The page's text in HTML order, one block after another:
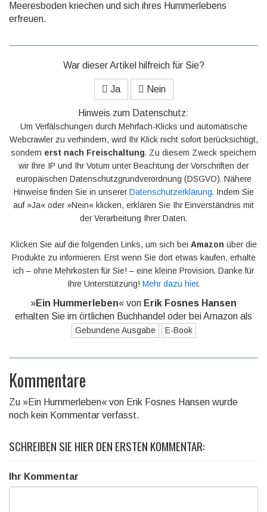
Meeresboden kriechen und sich ihres Hummer­lebens
erfreuen.
War dieser Artikel hilfreich für Sie?
Ja Nein
Hinweis zum Datenschutz:
Um Verfälschungen durch Mehrfach-Klicks und automatische
Webcrawler zu verhindern, wird Ihr Klick nicht sofort berücksichtigt,
sondern erst nach Freischaltung. Zu diesem Zweck speichern
wir Ihre IP und Ihr Votum unter Beachtung der Vorschriften der
europäischen Datenschutzgrundverordnung (DSGVO). Nähere
Hinweise finden Sie in unsererDatenschutzerklärung. Indem Sie
auf »Ja« oder »Nein« klicken, erklären Sie Ihr Einverständnis mit
der Verarbeitung Ihrer Daten.
Klicken Sie auf die folgenden Links, um sich bei Amazon über die
Produkte zu informieren. Erst wenn Sie dort etwas kaufen, erhalte
ich – ohne Mehrkosten für Sie! – eine kleine Provision. Danke für
Ihre Unterstützung! Mehr dazu hier.
»Ein Hummerleben« von Erik Fosnes Hansen
erhalten Sie im örtlichen Buchhandel oder bei Amazon als
Gebundene Ausgabe E-Book
Kommentare
Zu »Ein Hummerleben« von Erik Fosnes Hansen wurde
noch kein Kommentar verfasst.
SCHREIBEN SIE HIER DEN ERSTEN KOMMENTAR:
Ihr Kommentar